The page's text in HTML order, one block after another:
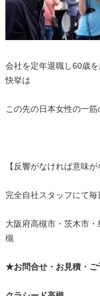
会社を定年退職し60歳
快挙は
この先の日本女性の一筋
【反響がなければ意味
完全自社スタッフにて
大阪府高槻市・茨木市
槻
★お問合せ・お見積・